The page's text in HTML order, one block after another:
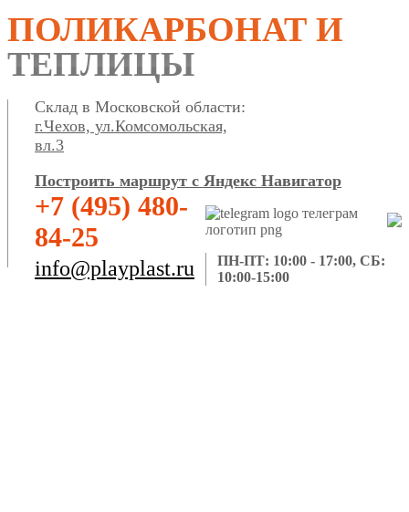
ПОЛИКАРБОНАТ И
ТЕПЛИЦЫ
Склад в Московской области:
г.Чехов, ул.Комсомольская,
вл.3
Построить маршрут с Яндекс Навигатор
+7 (495) 480-
84-25
info@playplast.ru
ПН-ПТ: 10:00 - 17:00, СБ:
10:00-15:00